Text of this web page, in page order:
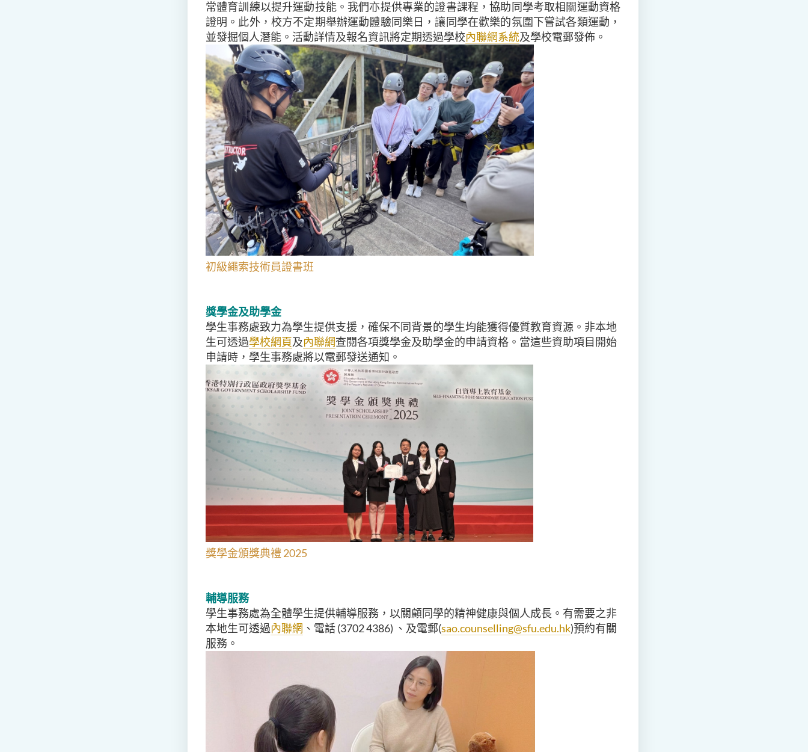
常體育訓練以提升運動技能。我們亦提供專業的證書課程，協助同學考取相關運動資格
證明。此外，校方不定期舉辦運動體驗同樂日，讓同學在歡樂的氛圍下嘗試各類運動，
並發掘個人潛能。活動詳情及報名資訊將定期透過學校內聯網系統及學校電郵發佈。
初級繩索技術員證書班
獎學金及助學金
學生事務處致力為學生提供支援，確保不同背景的學生均能獲得優質教育資源。非本地
生可透過學校網頁及內聯網查閱各項獎學金及助學金的申請資格。當這些資助項目開始
申請時，學生事務處將以電郵發送通知。
獎學金頒獎典禮 2025
輔導服務
學生事務處為全體學生提供輔導服務，以關顧同學的精神健康與個人成長。有需要之非
本地生可透過內聯網 、電話 (3702 4386) 、及電郵(sao.counselling@sfu.edu.hk)預約有關
服務。